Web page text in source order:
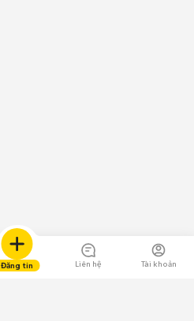
Đăng tin Liên hệ Tài khoản